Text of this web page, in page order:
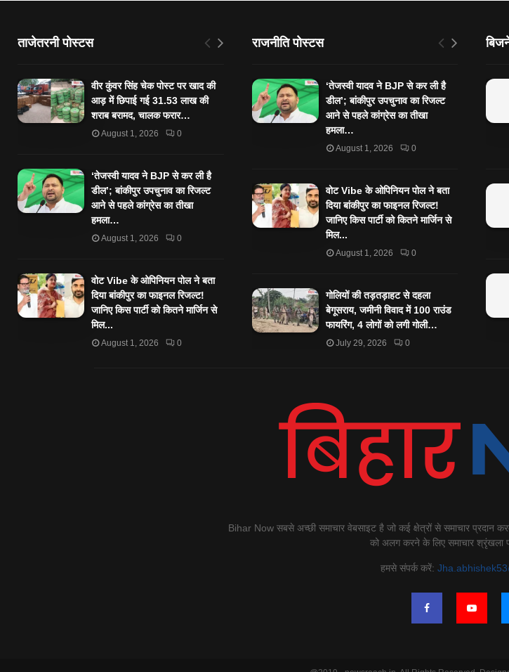
ताजेतरनी पोस्टस
वीर कुंवर सिंह चेक पोस्ट पर खाद की
आड़ में छिपाई गई 31.53 लाख की
शराब बरामद, चालक फरार…
August 1, 2026 0
‘तेजस्‍वी यादव ने BJP से कर ली है
डील’; बांकीपुर उपचुनाव का रिजल्‍ट
आने से पहले कांग्रेस का तीखा
हमला…
August 1, 2026 0
वोट Vibe के ओपिनियन पोल ने बता
दिया बांकीपुर का फाइनल रिजल्ट!
जानिए किस पार्टी को कितने मार्जिन से
मिल...
August 1, 2026 0
राजनीति पोस्टस
‘तेजस्‍वी यादव ने BJP से कर ली है
डील’; बांकीपुर उपचुनाव का रिजल्‍ट
आने से पहले कांग्रेस का तीखा
हमला…
August 1, 2026 0
वोट Vibe के ओपिनियन पोल ने बता
दिया बांकीपुर का फाइनल रिजल्ट!
जानिए किस पार्टी को कितने मार्जिन से
मिल...
August 1, 2026 0
गोलियों की तड़तड़ाहट से दहला
बेगूसराय, जमीनी विवाद में 100 राउंड
फायरिंग, 4 लोगों को लगी गोली…
July 29, 2026 0
Bihar Now सबसे अच्छी समाचार वेबसाइट है जो कई क्षेत्रों से समाचार प्रदान
को अलग करने के लिए समाचार श्रृंखला
हमसे संपर्क करें: